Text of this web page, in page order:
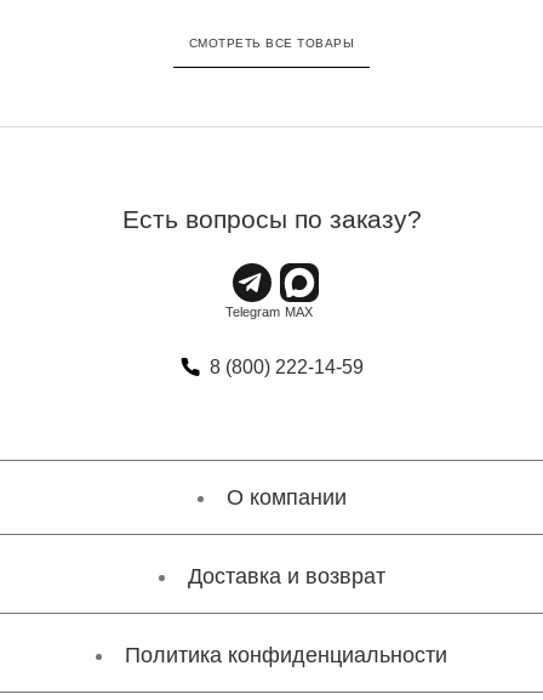
СМОТРЕТЬ ВСЕ ТОВАРЫ
Есть вопросы по заказу?
8 (800) 222-14-59
О компании
Доставка и возврат
Политика конфиденциальности